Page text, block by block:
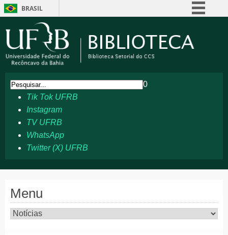
BRASIL
Comunica BR
Participe
Legislação
0
Tik Tok UFRB
Instagram
TV UFRB
WhatsApp
Twitter (X) UFRB
Menu